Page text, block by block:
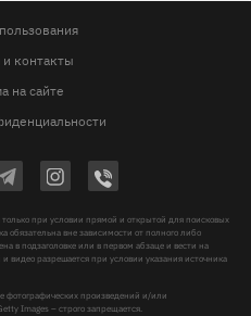
и контакты
на сайте
при условии прямой и открытой для поисковых
обязательна вне зависимости от полного либо
в подзаголовке или в первом абзаце и вести на
разрешается при условии указания источника
фотографических произведений и/или
Images – строго запрещается.